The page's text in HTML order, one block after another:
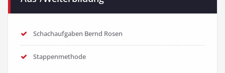
Schachaufgaben Bernd Rosen
Stappenmethode